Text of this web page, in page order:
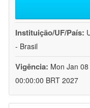
Instituição/UF/País:
- Brasil
Vigência: Mon Jan
00:00:00 BRT 2027